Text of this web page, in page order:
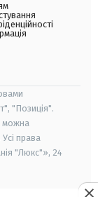
"Позиція".
можна
права
"Люкс"», 24